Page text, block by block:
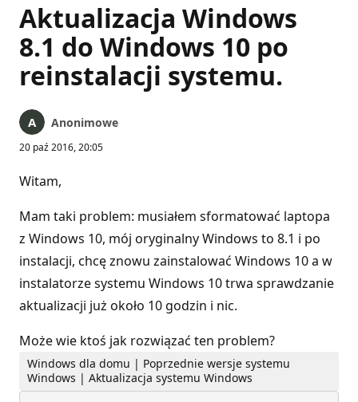
Aktualizacja Windows
8.1 do Windows 10 po
reinstalacji systemu.
Anonimowe
20 paź 2016, 20:05
Witam,
Mam taki problem: musiałem sformatować laptopa
z Windows 10, mój oryginalny Windows to 8.1 i po
instalacji, chcę znowu zainstalować Windows 10 a w
instalatorze systemu Windows 10 trwa sprawdzanie
aktualizacji już około 10 godzin i nic.
Może wie ktoś jak rozwiązać ten problem?
Windows dla domu | Poprzednie wersje systemu
Windows | Aktualizacja systemu Windows